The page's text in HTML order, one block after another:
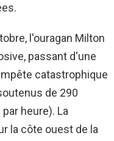
l'ouragan Milton
passant d'une
catastrophique
de 290
heure). La
la côte ouest de la